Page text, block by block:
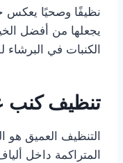
نظيفًا وصحيًا يعكس
يجعلها من أفضل
الكنبات في البرشاء
تنظيف كنب
التنظيف العميق هو
المتراكمة داخل